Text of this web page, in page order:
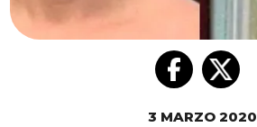
3 MARZO 2020